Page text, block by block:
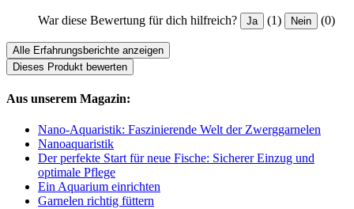
War diese Bewertung für dich hilfreich? Ja (1) Nein (0)
Alle Erfahrungsberichte anzeigen
Dieses Produkt bewerten
Aus unserem Magazin:
Nano-Aquaristik: Faszinierende Welt der Zwerggarnelen
Nanoaquaristik
Der perfekte Start für neue Fische: Sicherer Einzug und
optimale Pflege
Ein Aquarium einrichten
Garnelen richtig füttern